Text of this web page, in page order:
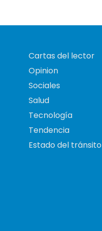
Cartas del lector
Opinion
Sociales
Salud
Tecnología
Tendencia
Estado del tránsito